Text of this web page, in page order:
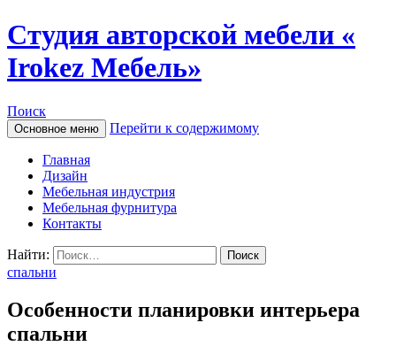
Студия авторской мебели «
Irokez Мебель»
Поиск
Основное меню Перейти к содержимому
Главная
Дизайн
Мебельная индустрия
Мебельная фурнитура
Контакты
Найти:
спальни
Особенности планировки интерьера
спальни